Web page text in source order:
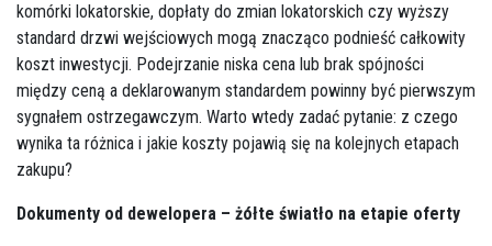
komórki lokatorskie, dopłaty do zmian lokatorskich czy wyższy
standard drzwi wejściowych mogą znacząco podnieść całkowity
koszt inwestycji. Podejrzanie niska cena lub brak spójności
między ceną a deklarowanym standardem powinny być pierwszym
sygnałem ostrzegawczym. Warto wtedy zadać pytanie: z czego
wynika ta różnica i jakie koszty pojawią się na kolejnych etapach
zakupu?
Dokumenty od dewelopera – żółte światło na etapie oferty